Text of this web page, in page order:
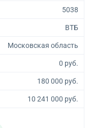
5038
ВТБ
Московская область
0 руб.
180 000 руб.
10 241 000 руб.